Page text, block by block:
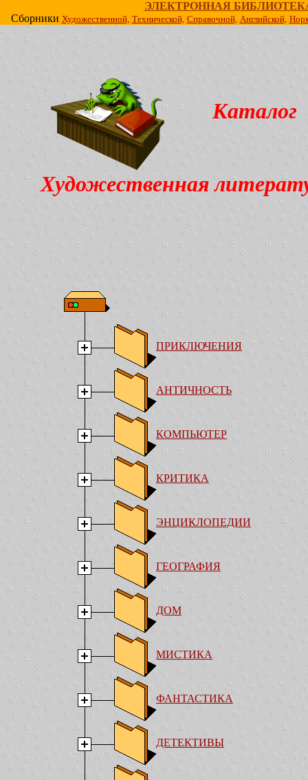
ЭЛЕКТРОННАЯ
Сборники Художественной, Технической, Справочной, Английской,
Каталог
Художественная
ПРИКЛЮЧЕНИЯ
АНТИЧНОСТЬ
КОМПЬЮТЕР
КРИТИКА
ЭНЦИКЛОПЕДИИ
ГЕОГРАФИЯ
ДОМ
МИСТИКА
ФАНТАСТИКА
ДЕТЕКТИВЫ